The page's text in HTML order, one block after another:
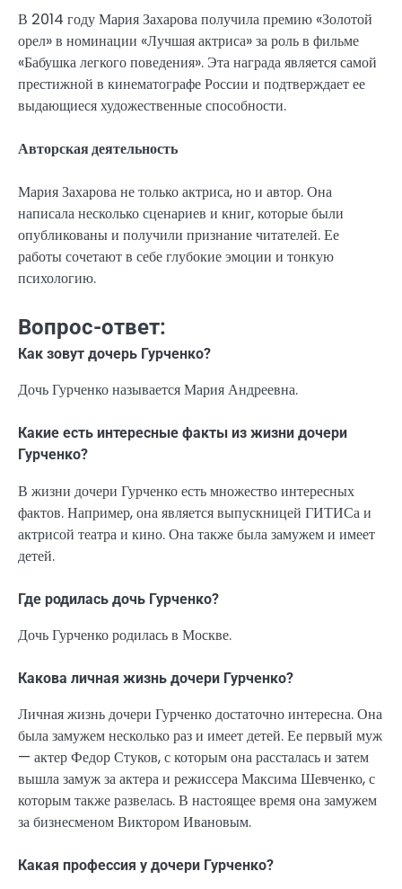
В 2014 году Мария Захарова получила премию «Золотой
орел» в номинации «Лучшая актриса» за роль в фильме
«Бабушка легкого поведения». Эта награда является самой
престижной в кинематографе России и подтверждает ее
выдающиеся художественные способности.
Авторская деятельность
Мария Захарова не только актриса, но и автор. Она
написала несколько сценариев и книг, которые были
опубликованы и получили признание читателей. Ее
работы сочетают в себе глубокие эмоции и тонкую
психологию.
Вопрос-ответ:
Как зовут дочерь Гурченко?
Дочь Гурченко называется Мария Андреевна.
Какие есть интересные факты из жизни дочери
Гурченко?
В жизни дочери Гурченко есть множество интересных
фактов. Например, она является выпускницей ГИТИСа и
актрисой театра и кино. Она также была замужем и имеет
детей.
Где родилась дочь Гурченко?
Дочь Гурченко родилась в Москве.
Какова личная жизнь дочери Гурченко?
Личная жизнь дочери Гурченко достаточно интересна. Она
была замужем несколько раз и имеет детей. Ее первый муж
— актер Федор Стуков, с которым она рассталась и затем
вышла замуж за актера и режиссера Максима Шевченко, с
которым также развелась. В настоящее время она замужем
за бизнесменом Виктором Ивановым.
Какая профессия у дочери Гурченко?